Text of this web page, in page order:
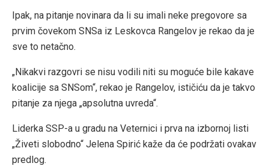
Ipak, na pitanje novinara da li su imali neke pregovore sa
prvim čovekom SNSa iz Leskovca Rangelov je rekao da je
sve to netačno.
„Nikakvi razgovri se nisu vodili niti su moguće bile kakave
koalicije sa SNSom“, rekao je Rangelov, ističiću da je takvo
pitanje za njega „apsolutna uvreda“.
Liderka SSP-a u gradu na Veternici i prva na izbornoj listi
„Živeti slobodno“ Jelena Spirić kaže da će podržati ovakav
predlog.